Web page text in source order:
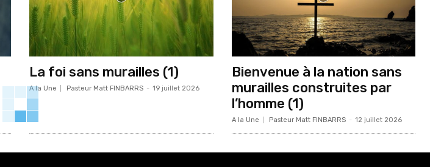
La foi sans murailles (1)
A la Une Pasteur Matt FINBARRS - 19 juillet 2026
Bienvenue à la nation sans
murailles construites par
l’homme (1)
A la Une Pasteur Matt FINBARRS - 12 juillet 2026